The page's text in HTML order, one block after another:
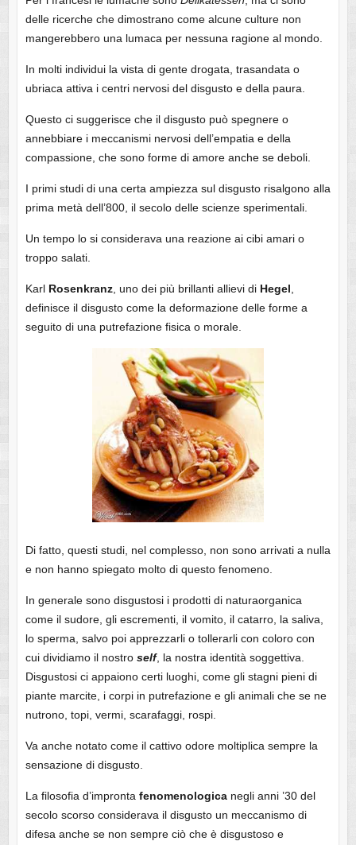
delle ricerche che dimostrano come alcune culture non
mangerebbero una lumaca per nessuna ragione al mondo.
In molti individui la vista di gente drogata, trasandata o
ubriaca attiva i centri nervosi del disgusto e della paura.
Questo ci suggerisce che il disgusto può spegnere o
annebbiare i meccanismi nervosi dell’empatia e della
compassione, che sono forme di amore anche se deboli.
I primi studi di una certa ampiezza sul disgusto risalgono alla
prima metà dell’800, il secolo delle scienze sperimentali.
Un tempo lo si considerava una reazione ai cibi amari o
troppo salati.
KarlRosenkranz, uno dei più brillanti allievi di Hegel
definisce il disgusto come la deformazione delle forme a
seguito di una putrefazione fisica o morale.
Di fatto, questi studi, nel complesso, non sono arrivati a nulla
e non hanno spiegato molto di questo fenomeno.
In generale sono disgustosi i prodotti di naturaorganica
come il sudore, gli escrementi, il vomito, il catarro, la saliva,
lo sperma, salvo poi apprezzarli o tollerarli con coloro con
cui dividiamo il nostro self, la nostra identità soggettiva.
Disgustosi ci appaiono certi luoghi, come gli stagni pieni di
piante marcite, i corpi in putrefazione e gli animali che se ne
nutrono, topi, vermi, scarafaggi, rospi.
Va anche notato come il cattivo odore moltiplica sempre la
sensazione di disgusto.
La filosofia d’impronta fenomenologicanegli anni ’30 del
secolo scorso considerava il disgusto un meccanismo di
difesa anche se non sempre ciò che è disgustoso e